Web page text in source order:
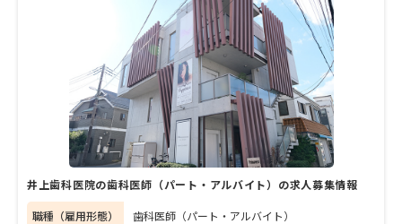
何よりの喜びです。家でもクリニックでも子
どもの声に囲まれているので、うるさいなど
と感じたことはありませんよ」と優しい笑顔
を見せる。複数の歯科医師や歯科衛生士ら多
数のスタッフとともに、地域の子育て世代を
強力にサポートする同院について、詳しく話
を聞いた。
井上歯科医院の歯科医師（パート・アルバイト）の求人募集情報
職種（雇用形態）
歯科医師（パート・アルバイト）